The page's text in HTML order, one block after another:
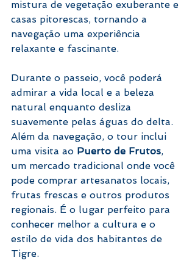
mistura de vegetação exuberante e
casas pitorescas, tornando a
navegação uma experiência
relaxante e fascinante.
Durante o passeio, você poderá
admirar a vida local e a beleza
natural enquanto desliza
suavemente pelas águas do delta.
Além da navegação, o tour inclui
uma visita ao Puerto de Frutos,
um mercado tradicional onde você
pode comprar artesanatos locais,
frutas frescas e outros produtos
regionais. É o lugar perfeito para
conhecer melhor a cultura e o
estilo de vida dos habitantes de
Tigre.